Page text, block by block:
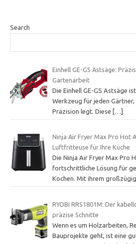
Search
Einhell GE-GS Astsäge:
Gartenarbeit
Die Einhell GE-GS Astsäge
Werkzeug für jeden
Präzision legt. Diese
[…]
Ninja Air Fryer Max Pro Hot
Luftfritteuse für Ihre Küche
Die Ninja Air Fryer Max Pro
fortschrittliche Lösung für
Kochen. Mit ihrem
RYOBI RRS1801M: Der
präzise Schnitte
Wenn es um Holzarbeiten,
Bauprojekte geht, ist eine